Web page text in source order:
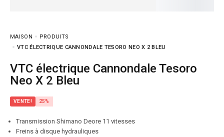
MAISON
PRODUITS
VTC ÉLECTRIQUE CANNONDALE TESORO NEO X 2 BLEU
VTC électrique Cannondale Tesoro
Neo X 2 Bleu
VENTE! 25%
Transmission Shimano Deore 11 vitesses
Freins à disque hydrauliques